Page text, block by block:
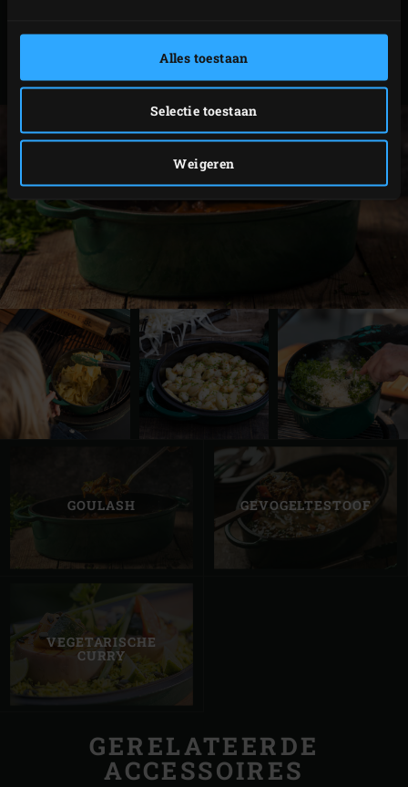
Alles toestaan
Selectie toestaan
Weigeren
XLarge, Large
GOULASH GEVOGELTESTOOF
VEGETARISCHE
CURRY
GERELATEERDE
ACCESSOIRES